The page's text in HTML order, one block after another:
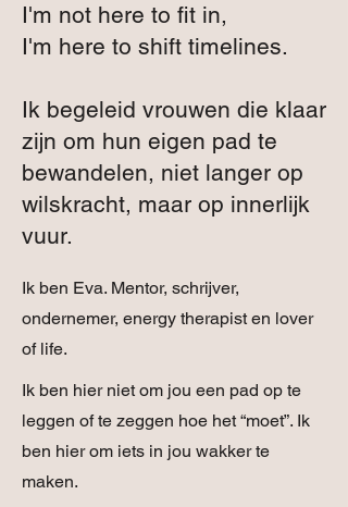
I'm not here to fit in,
I'm here to shift timelines.
Ik begeleid vrouwen die klaar
zijn om hun eigen pad te
bewandelen, niet langer op
wilskracht, maar op innerlijk
vuur.
Ik ben Eva. Mentor, schrijver,
ondernemer, energy therapist en lover
of life.
Ik ben hier niet om jou een pad op te
leggen of te zeggen hoe het “moet”. Ik
ben hier om iets in jou wakker te
maken.